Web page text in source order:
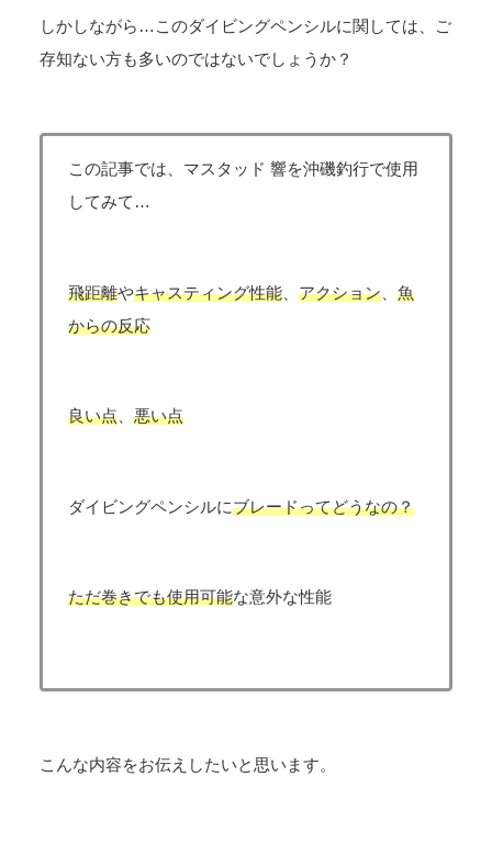
しかしながら…このダイビングペンシルに関しては、ご
存知ない方も多いのではないでしょうか？
この記事では、マスタッド 響を沖磯釣行で使用
してみて…
飛距離やキャスティング性能、 アクション、 魚
からの反応
良い点、 悪い点
ダイビングペンシルにブレードってどうなの？
ただ巻きでも使用可能な意外な性能
こんな内容をお伝えしたいと思います。